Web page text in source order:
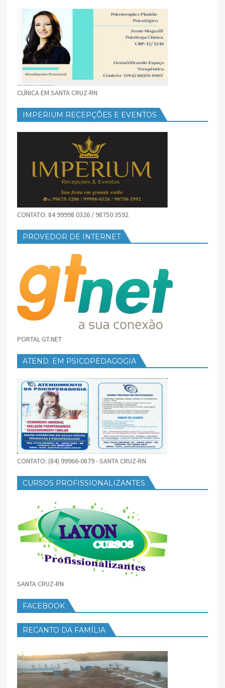
CLÍNICA EM SANTA CRUZ-RN
IMPERIUM RECEPÇÕES E EVENTOS
CONTATO: 84 99998 0326 / 98750 3592
PROVEDOR DE INTERNET
PORTAL GT.NET
ATEND. EM PSICOPEDAGOGIA
CONTATO: (84) 99966-0879 - SANTA CRUZ-RN
CURSOS PROFISSIONALIZANTES
SANTA CRUZ-RN
FACEBOOK
RECANTO DA FAMÍLIA